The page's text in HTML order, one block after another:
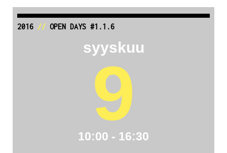
2016// OPEN DAYS #1.1.6
syyskuu
9
10:00 - 16:30